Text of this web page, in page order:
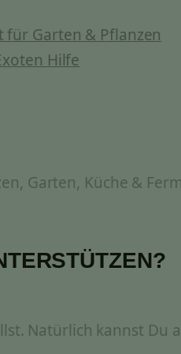
für Garten & Pflanzen
Hilfe
Garten, Küche &
Natürlich kannst Du